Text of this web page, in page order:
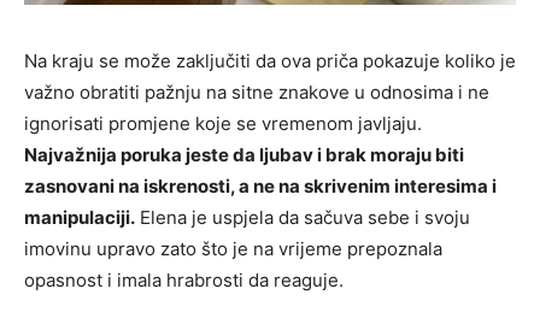
Na kraju se može zaključiti da ova priča pokazuje koliko je
važno obratiti pažnju na sitne znakove u odnosima i ne
ignorisati promjene koje se vremenom javljaju.
Najvažnija poruka jeste da ljubav i brak moraju biti
zasnovani na iskrenosti, a ne na skrivenim interesima i
manipulaciji. Elena je uspjela da sačuva sebe i svoju
imovinu upravo zato što je na vrijeme prepoznala
opasnost i imala hrabrosti da reaguje.